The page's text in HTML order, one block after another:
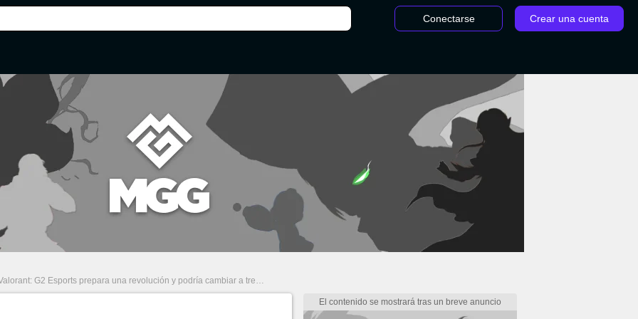
Conectarse Crear una cuenta
G2 Esports prepara una revolución y podría cambiar a tres jugadores